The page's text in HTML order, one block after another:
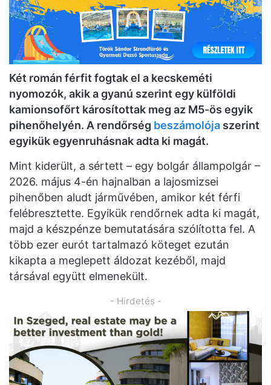
Két román férfit fogtak el a kecskeméti
nyomozók, akik a gyanú szerint egy külföldi
kamionsofőrt károsítottak meg az M5-ös egyik
pihenőhelyén. A rendőrség beszámolója szerint
egyikük egyenruhásnak adta ki magát.
Mint kiderült, a sértett – egy bolgár állampolgár –
2026. május 4-én hajnalban a lajosmizsei
pihenőben aludt járművében, amikor két férfi
felébresztette. Egyikük rendőrnek adta ki magát,
majd a készpénze bemutatására szólította fel. A
több ezer eurót tartalmazó köteget ezután
kikapta a meglepett áldozat kezéből, majd
társával együtt elmenekült.
- Hirdetés -